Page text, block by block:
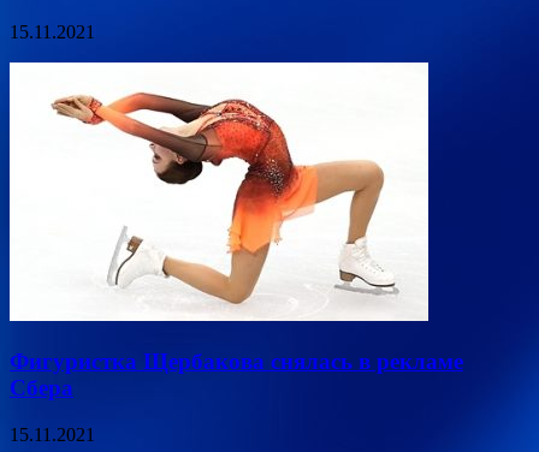
15.11.2021
Фигуристка Щербакова снялась в рекламе
Сбера
15.11.2021